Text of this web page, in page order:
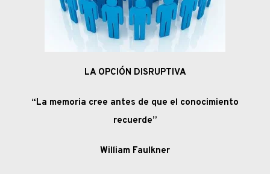
LA OPCIÓN DISRUPTIVA
“La memoria cree antes de que el conocimiento
recuerde”
William Faulkner